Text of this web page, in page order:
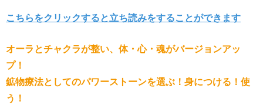
こちらをクリックすると立ち読みをすることができます
オーラとチャクラが整い、体・心・魂がバージョンアッ
プ！
鉱物療法としてのパワーストーンを選ぶ！身につける！使
う！